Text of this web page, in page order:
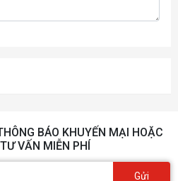
BÁO KHUYẾN MẠI HOẶC
VẤN MIỄN PHÍ
Gửi